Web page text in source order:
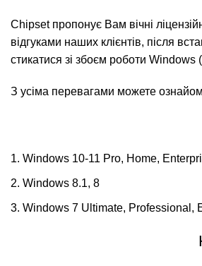
Chipset пропонує Вам вічні
відгуками наших клієнтів, після
стикатися зі збоєм роботи
З усіма перевагами можете
Windows 10-11 Pro, Home,
Windows 8.1, 8
Windows 7 Ultimate, Professional,